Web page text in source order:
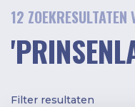
12 ZOEKRESULTATEN
Filter resultaten